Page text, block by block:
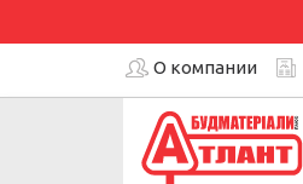
О компании